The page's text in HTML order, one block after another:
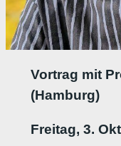
Vortrag mit
(Hamburg)
Freitag, 3.